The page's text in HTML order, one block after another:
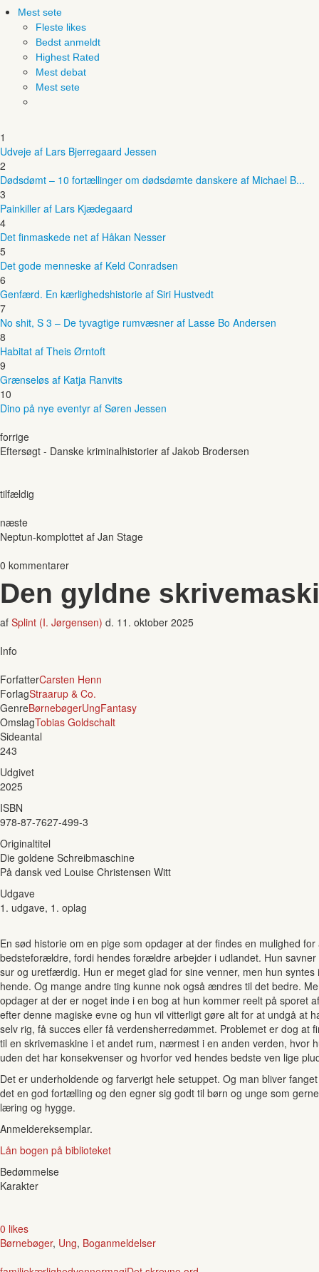
Mest sete
Fleste likes
Bedst anmeldt
Highest Rated
Mest debat
Mest sete
1
Udveje af Lars Bjerregaard Jessen
2
Dødsdømt – 10 fortællinger om dødsdømte danskere af Michael B...
3
Painkiller af Lars Kjædegaard
4
Det finmaskede net af Håkan Nesser
5
Det gode menneske af Keld Conradsen
6
Genfærd. En kærlighedshistorie af Siri Hustvedt
7
No shit, S 3 – De tyvagtige rumvæsner af Lasse Bo Andersen
8
Habitat af Theis Ørntoft
9
Grænseløs af Katja Ranvits
10
Dino på nye eventyr af Søren Jessen
forrige
Eftersøgt - Danske kriminalhistorier af Jakob Brodersen
tilfældig
næste
Neptun-komplottet af Jan Stage
0 kommentarer
Den gyldne
af Splint (I. Jørgensen) d. 11. oktober 2025
Info
ForfatterCarsten Henn
ForlagStraarup & Co.
GenreBørnebøgerUngFantasy
OmslagTobias Goldschalt
Sideantal
243
Udgivet
2025
ISBN
978-87-7627-499-3
Originaltitel
Die goldene Schreibmaschine
På dansk ved Louise Christensen Witt
Udgave
1. udgave, 1. oplag
En sød historie om en pige som opdager at der findes en mulighed
bedsteforældre, fordi hendes forældre arbejder i udlandet. Hun
sur og uretfærdig. Hun er meget glad for sine venner, men hun
hende. Og mange andre ting kunne nok også ændres til det bedre.
opdager at der er noget inde i en bog at hun kommer reelt på
efter denne magiske evne og hun vil vitterligt gøre alt for at undgå at
selv rig, få succes eller få verdensherredømmet. Problemet er dog
til en skrivemaskine i et andet rum, nærmest i en anden verden,
uden det har konsekvenser og hvorfor ved hendes bedste ven lige
Det er underholdende og farverigt hele setuppet. Og man bliver
det en god fortælling og den egner sig godt til børn og unge som
læring og hygge.
Anmeldereksemplar.
Lån bogen på biblioteket
Bedømmelse
Karakter
0 likes
Børnebøger, Ung, Boganmeldelser